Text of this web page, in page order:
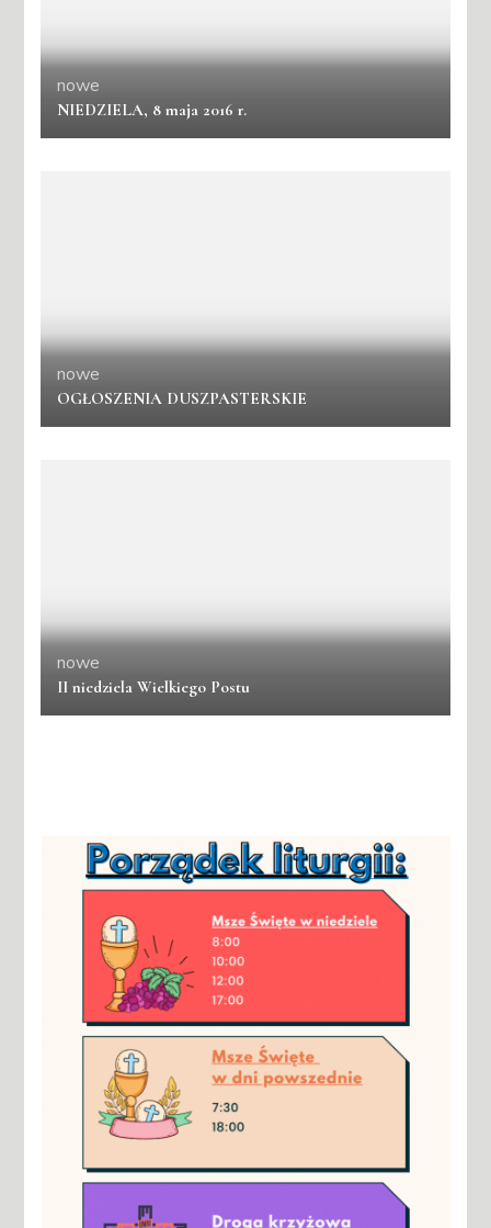
nowe
NIEDZIELA, 8 maja 2016 r.
nowe
OGŁOSZENIA DUSZPASTERSKIE
nowe
II niedziela Wielkiego Postu